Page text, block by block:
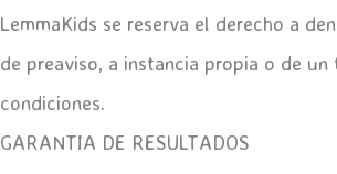
LemmaKids se reserva el derecho a
de preaviso, a instancia propia o de
condiciones.
GARANTIA DE RESULTADOS